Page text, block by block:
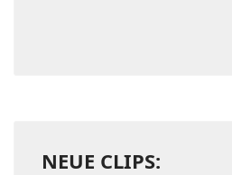
NEUE CLIPS: